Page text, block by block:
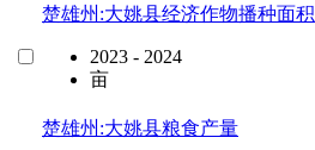
楚雄州:大姚县经济作物播种面积
2023 - 2024
亩
楚雄州:大姚县粮食产量